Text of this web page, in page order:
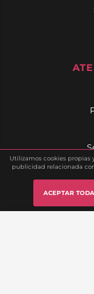
Utilizamos cookies propias
publicidad relacionada
ACEPTAR